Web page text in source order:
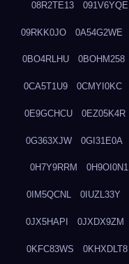
08R2TE13 091V6YQE
09RKK0JO 0A54G2WE
0BO4RLHU 0BOHM258
0CA5T1U9 0CMYI0KC
0E9GCHCU 0EZ05K4R
0G363XJW 0GI31E0A
0H7Y9RRM 0H9OI0N1
0IM5QCNL 0IUZL33Y
0JX5HAPI 0JXDX9ZM
0KFC83WS 0KHXDLT8